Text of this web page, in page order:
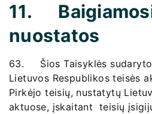
11.
nuostatos
63. Šios Taisyklės
Lietuvos Respublikos teisės
Pirkėjo teisių, nustatytų
aktuose, įskaitant teisių